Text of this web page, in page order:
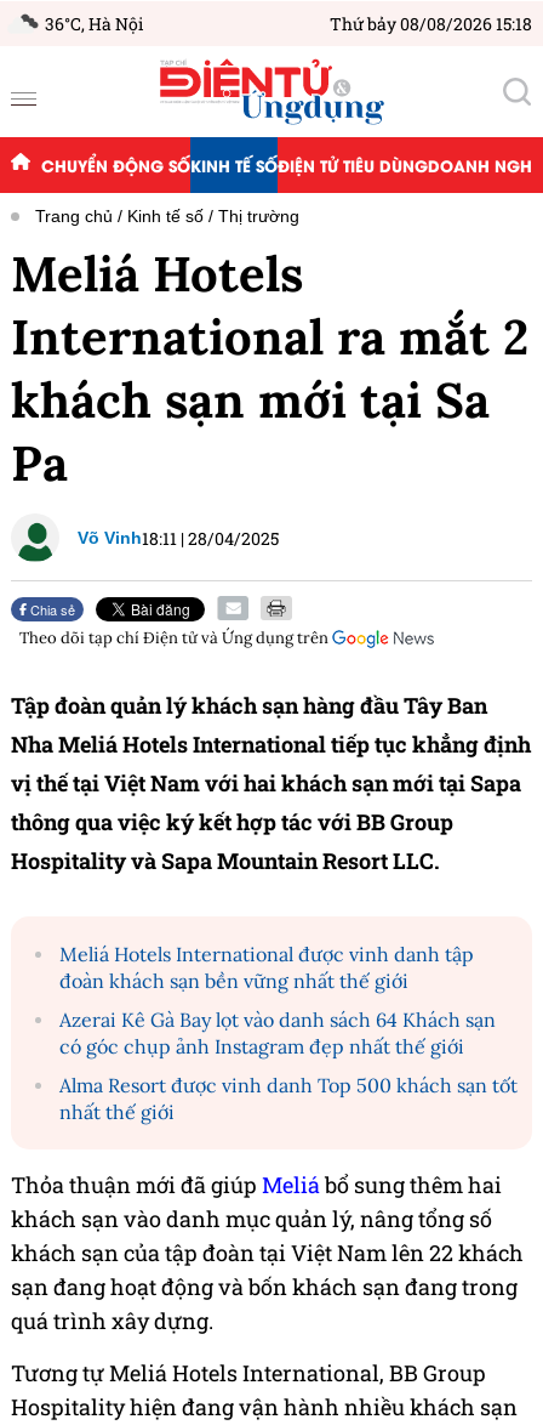
36°C,Hà Nội Thứ bảy 08/08/2026 15:18
CHUYỂN ĐỘNG SỐKINH TẾ SỐĐIỆN TỬ TIÊU DÙNGDOANH
Trang chủ Kinh tế số Thị trường
Meliá Hotels
International ra mắt 2
khách sạn mới tại Sa
Pa
Võ Vinh18:11 |28/04/2025
Chia sẻ
Theo dõi tạp chíĐiện tử và Ứng dụngtrên
Tập đoàn quản lý khách sạn hàng đầu Tây Ban
Nha Meliá Hotels International tiếp tục khẳng định
vị thế tại Việt Nam với hai khách sạn mới tại Sapa
thông qua việc ký kết hợp tác với BB Group
Hospitality và Sapa Mountain Resort LLC.
Meliá Hotels International được vinh danh tập
đoàn khách sạn bền vững nhất thế giới
Azerai Kê Gà Bay lọt vào danh sách 64 Khách sạn
có góc chụp ảnh Instagram đẹp nhất thế giới
Alma Resort được vinh danh Top 500 khách sạn tốt
nhất thế giới
Thỏa thuận mới đã giúp Meliábổ sung thêm hai
khách sạn vào danh mục quản lý, nâng tổng số
khách sạn của tập đoàn tại Việt Nam lên 22 khách
sạn đang hoạt động và bốn khách sạn đang trong
quá trình xây dựng.
Tương tự Meliá Hotels International, BB Group
Hospitality hiện đang vận hành nhiều khách sạn